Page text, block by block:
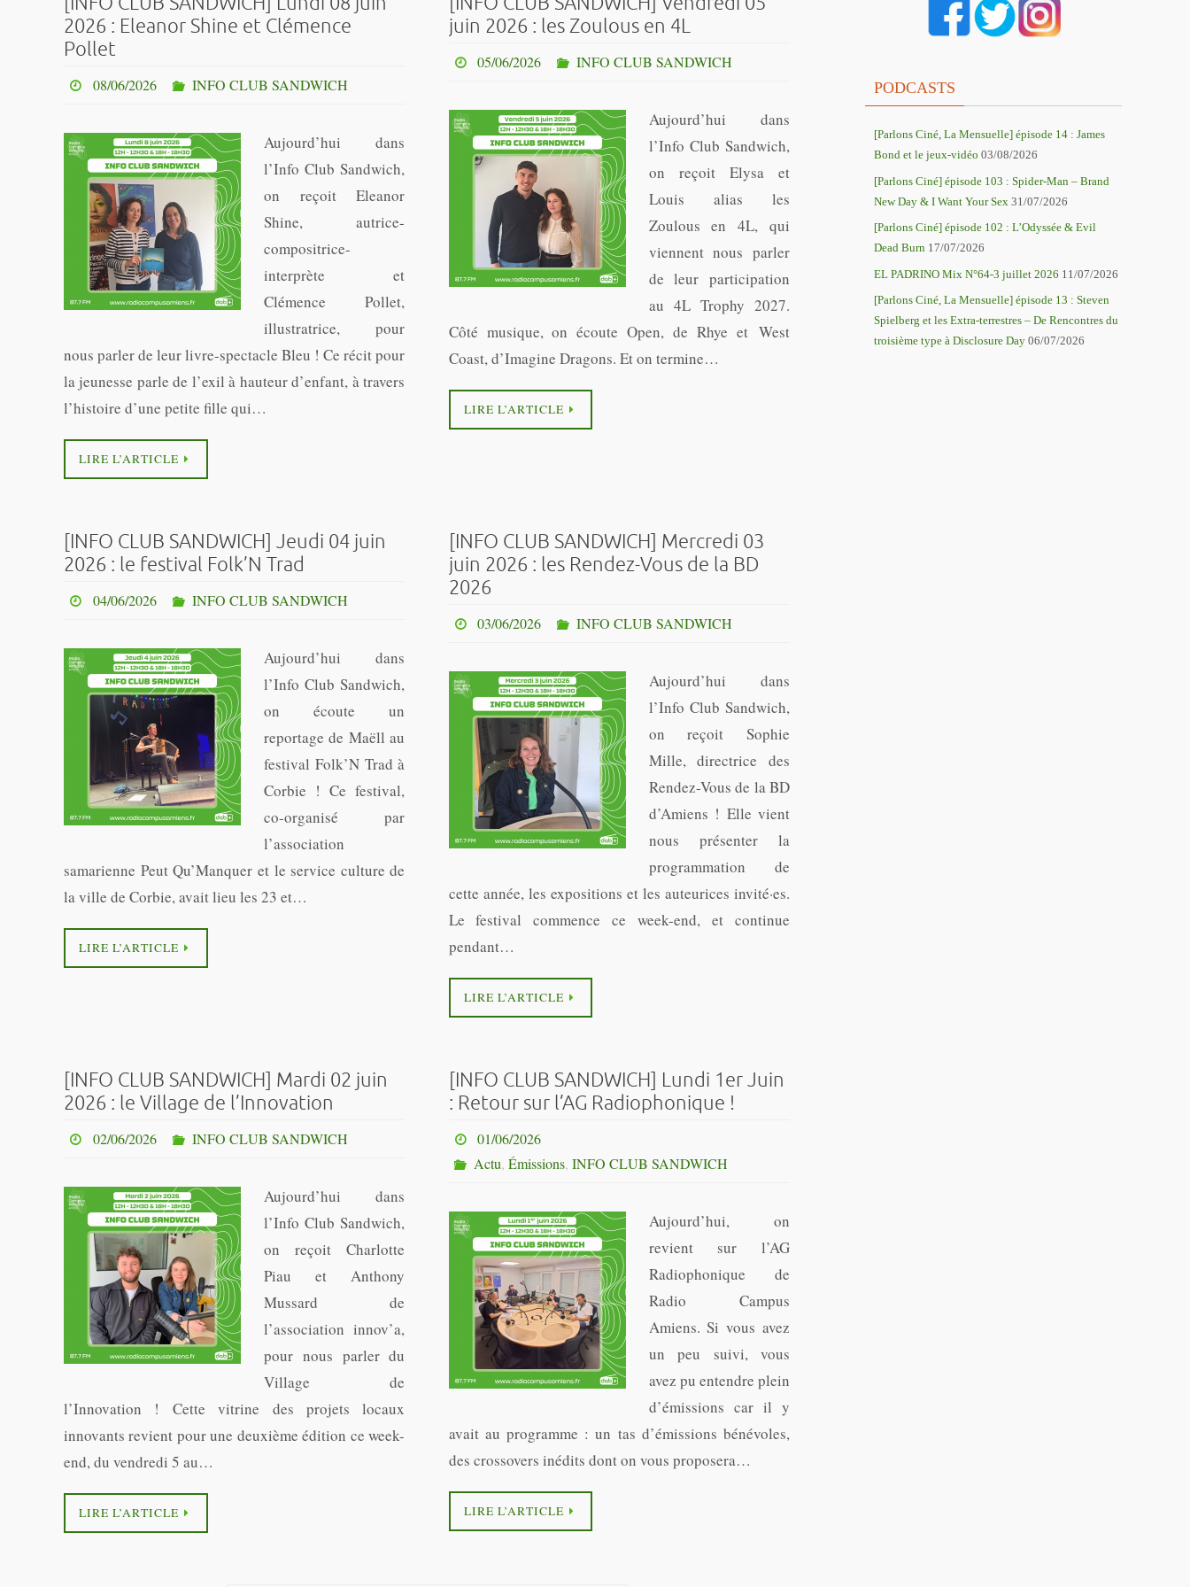
2026 : Eleanor Shine et Clémence
Pollet
08/06/2026 INFO CLUB SANDWICH
Aujourd’hui dans
l’Info Club Sandwich,
on reçoit Eleanor
Shine, autrice-
compositrice-
interprète et
Clémence Pollet,
illustratrice, pour
nous parler de leur livre-spectacle Bleu ! Ce récit pour
la jeunesse parle de l’exil à hauteur d’enfant, à travers
l’histoire d’une petite fille qui…
LIRE L’ARTICLE
juin 2026 : les Zoulous en 4L
05/06/2026 INFO CLUB SANDWICH
Aujourd’hui dans
l’Info Club Sandwich,
on reçoit Elysa et
Louis alias les
Zoulous en 4L, qui
viennent nous parler
de leur participation
au 4L Trophy 2027.
Côté musique, on écoute Open, de Rhye et West
Coast, d’Imagine Dragons. Et on termine…
LIRE L’ARTICLE
[INFO CLUB SANDWICH] Jeudi 04 juin
2026 : le festival Folk’N Trad
04/06/2026 INFO CLUB SANDWICH
Aujourd’hui dans
l’Info Club Sandwich,
on écoute un
reportage de Maëll au
festival Folk’N Trad à
Corbie ! Ce festival,
co-organisé par
l’association
samarienne Peut Qu’Manquer et le service culture de
la ville de Corbie, avait lieu les 23 et…
LIRE L’ARTICLE
[INFO CLUB SANDWICH] Mercredi 03
juin 2026 : les Rendez-Vous de la BD
2026
03/06/2026 INFO CLUB SANDWICH
Aujourd’hui dans
l’Info Club Sandwich,
on reçoit Sophie
Mille, directrice des
Rendez-Vous de la BD
d’Amiens ! Elle vient
nous présenter la
programmation de
cette année, les expositions et les auteurices invité·es.
Le festival commence ce week-end, et continue
pendant…
LIRE L’ARTICLE
[INFO CLUB SANDWICH] Mardi 02 juin
2026 : le Village de l’Innovation
02/06/2026 INFO CLUB SANDWICH
Aujourd’hui dans
l’Info Club Sandwich,
on reçoit Charlotte
Piau et Anthony
Mussard de
l’association innov’a,
pour nous parler du
Village de
l’Innovation ! Cette vitrine des projets locaux
innovants revient pour une deuxième édition ce week-
end, du vendredi 5 au…
LIRE L’ARTICLE
[INFO CLUB SANDWICH] Lundi 1er Juin
: Retour sur l’AG Radiophonique !
01/06/2026
Actu,Émissions,INFO CLUB SANDWICH
Aujourd’hui, on
revient sur l’AG
Radiophonique de
Radio Campus
Amiens. Si vous avez
un peu suivi, vous
avez pu entendre plein
d’émissions car il y
avait au programme : un tas d’émissions bénévoles,
des crossovers inédits dont on vous proposera…
LIRE L’ARTICLE
PODCASTS
[Parlons Ciné, La Mensuelle] épisode 14 : James
Bond et le jeux-vidéo 03/08/2026
[Parlons Ciné] épisode 103 : Spider-Man – Brand
New Day & I Want Your Sex 31/07/2026
[Parlons Ciné] épisode 102 : L’Odyssée & Evil
Dead Burn 17/07/2026
EL PADRINO Mix N°64-3 juillet 2026 11/07/2026
[Parlons Ciné, La Mensuelle] épisode 13 : Steven
Spielberg et les Extra-terrestres – De Rencontres du
troisième type à Disclosure Day 06/07/2026